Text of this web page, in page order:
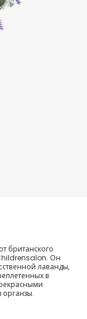
ручной
британского
Он
лаванды,
в